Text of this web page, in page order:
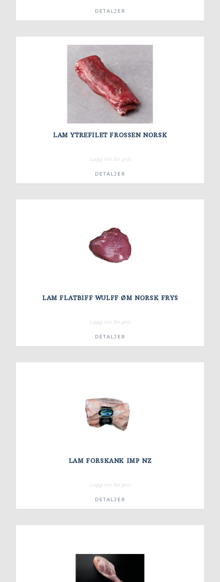
DETALJER
LAM YTREFILET FROSSEN NORSK
Logg inn for pris
DETALJER
LAM FLATBIFF WULFF ØM NORSK FRYS
Logg inn for pris
DETALJER
LAM FORSKANK IMP NZ
Logg inn for pris
DETALJER